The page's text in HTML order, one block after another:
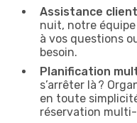
Assistance
nuit, notre
à vos questions
besoin.
Planification
s’arrêter là ?
en toute
réservation multi-